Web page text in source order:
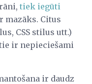
tiek iegūti
mazāks. Citus
CSS stilus utt.)
ir nepieciešami
ir daudz